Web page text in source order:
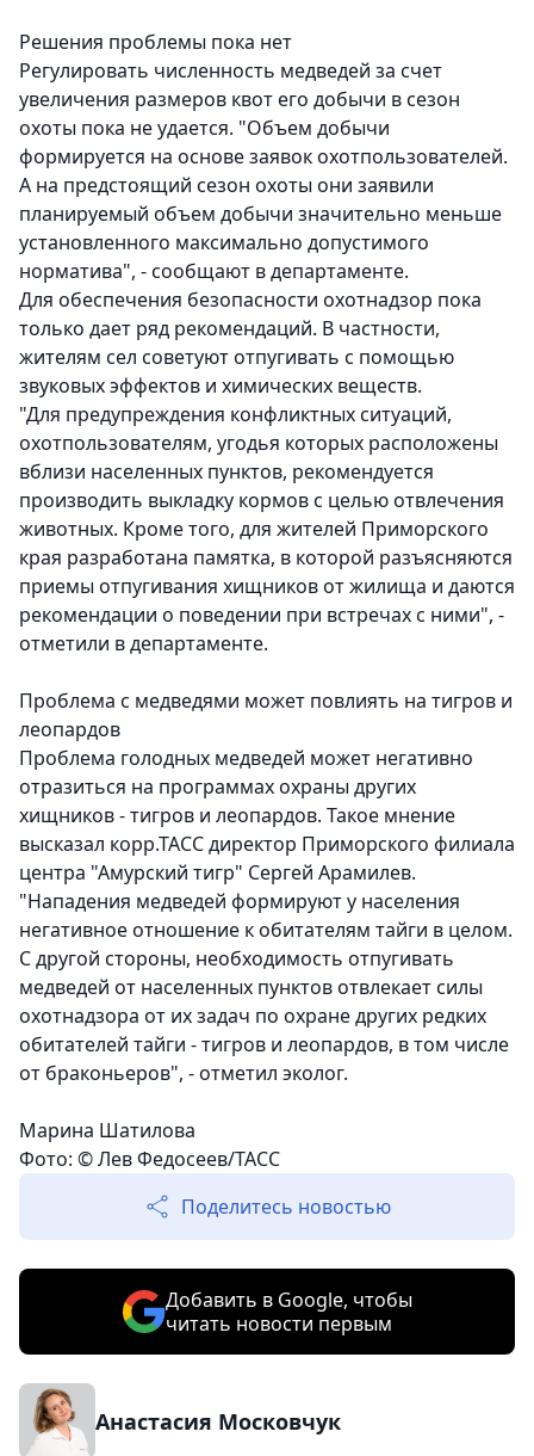
Решения проблемы пока нет
Регулировать численность медведей за счет
увеличения размеров квот его добычи в сезон
охоты пока не удается. "Объем добычи
формируется на основе заявок охотпользователей.
А на предстоящий сезон охоты они заявили
планируемый объем добычи значительно меньше
установленного максимально допустимого
норматива", - сообщают в департаменте.
Для обеспечения безопасности охотнадзор пока
только дает ряд рекомендаций. В частности,
жителям сел советуют отпугивать с помощью
звуковых эффектов и химических веществ.
"Для предупреждения конфликтных ситуаций,
охотпользователям, угодья которых расположены
вблизи населенных пунктов, рекомендуется
производить выкладку кормов с целью отвлечения
животных. Кроме того, для жителей Приморского
края разработана памятка, в которой разъясняются
приемы отпугивания хищников от жилища и даются
рекомендации о поведении при встречах с ними", -
отметили в департаменте.
Проблема с медведями может повлиять на тигров и
леопардов
Проблема голодных медведей может негативно
отразиться на программах охраны других
хищников - тигров и леопардов. Такое мнение
высказал корр.ТАСС директор Приморского филиала
центра "Амурский тигр" Сергей Арамилев.
"Нападения медведей формируют у населения
негативное отношение к обитателям тайги в целом.
С другой стороны, необходимость отпугивать
медведей от населенных пунктов отвлекает силы
охотнадзора от их задач по охране других редких
обитателей тайги - тигров и леопардов, в том числе
от браконьеров", - отметил эколог.
Марина Шатилова
Фото: © Лев Федосеев/ТАСС
Поделитесь новостью
Добавить в Google, чтобы
читать новости первым
Анастасия Московчук